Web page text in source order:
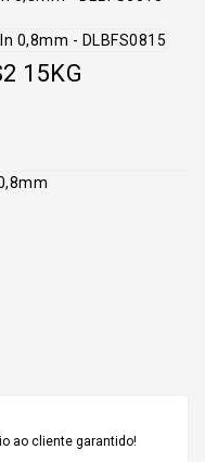
15KG
ao cliente garantido!